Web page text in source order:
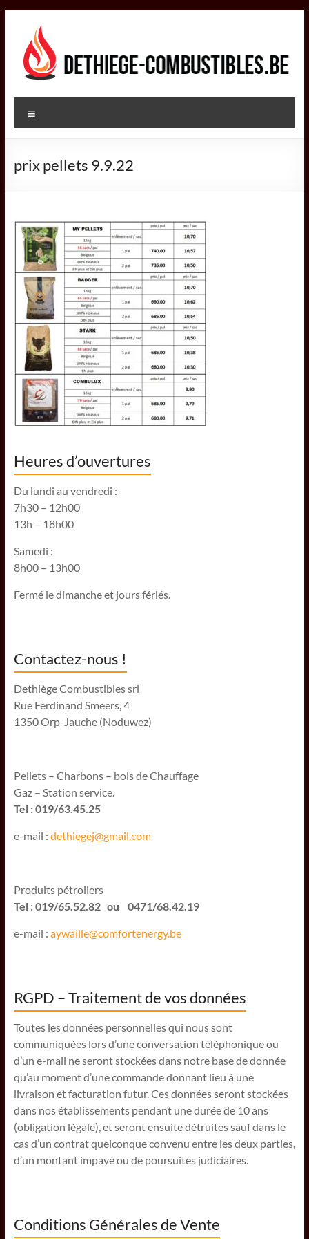
contenu
DETHIEGE
COMBUSTIBLES
dans
des
combustibles
prix pellets 9.9.22
Heures d’ouvertures
Du lundi au vendredi :
7h30 – 12h00
13h – 18h00
Samedi :
8h00 – 13h00
Fermé le dimanche et jours fériés.
Contactez-nous !
Dethiège Combustibles srl
Rue Ferdinand Smeers, 4
1350 Orp-Jauche (Noduwez)
Pellets – Charbons – bois de Chauffage
Gaz – Station service.
Tel : 019/63.45.25
e-mail : dethiegej@gmail.com
Produits pétroliers
Tel : 019/65.52.82 ou 0471/68.42.19
e-mail : aywaille@comfortenergy.be
RGPD – Traitement de vos données
Toutes les données personnelles qui nous sont
communiquées lors d’une conversation téléphonique ou
d’un e-mail ne seront stockées dans notre base de donnée
qu’au moment d’une commande donnant lieu à une
livraison et facturation futur. Ces données seront stockées
dans nos établissements pendant une durée de 10 ans
(obligation légale), et seront ensuite détruites sauf dans le
cas d’un contrat quelconque convenu entre les deux parties,
d’un montant impayé ou de poursuites judiciaires.
Conditions Générales de Vente